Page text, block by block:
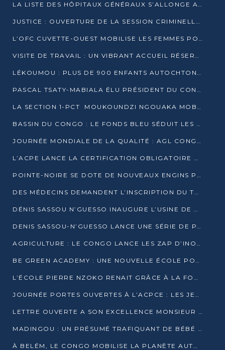
LA LISTE DES HÔPITAUX GÉNÉRAUX S’ALLONGE AU CONGO
JUSTICE : OUVERTURE DE LA SESSION CRIMINELLE À BRAZZAVILLE AVEC 52 DOSSIERS AU RÔLE
L’OFC CUVETTE-OUEST MOBILISE LES FEMMES POUR ACCUEILLIR LE PRÉSIDENT DE LA RÉPUBLIQUE
VISITE DE TRAVAIL : UN VIBRANT ACCUEIL RÉSERVÉ À DENIS SASSOU-N’GUESSO PAR L’ASSOCIATION « LES AMIS DE WOMO »
LÉKOUMOU : PLUS DE 900 ENFANTS AUTOCHTONES REÇOIVENT DES KITS SCOLAIRES GRÂCE À L’ESPACE OPOKO
PASCAL TSATY-MABIALA ÉLU PRÉSIDENT DU CONSEIL NATIONAL DE L’UPADS
LA SECTION 1-PCT MOUKOUNDZI NGOUAKA MOBILISE 100 000 FCFA POUR LE 6ᵉ CONGRÈS DU PARTI
BASSIN DU CONGO : LE FONDS BLEU SÉDUIT LES BAILLEURS À BELÉM
JOURNÉE MONDIALE DE LA QUALITÉ : AGL CONGO FORME ET SENSIBILISE LES JEUNES TALENTS
L’ACPE LANCE LA CERTIFICATION OBLIGATOIRE DES CONTRATS DE TRAVAIL DES TRANSPORTEURS
POINTE-NOIRE SE DOTE DE NOUVEAUX ENGINS POUR L’ASSAINISSEMENT ET L’ENTRETIEN ROUTIER
DES MÉDECINS DEMANDENT L’INSCRIPTION DU TRAITEMENT DU PIED-BOT DANS LES CURSUS UNIVERSITAIRES
DÉNIS SASSOU N’GUESSO INAUGURE L’USINE DE VALORISATION DU GAZ ASSOCIÉ
DENIS SASSOU-N’GUESSO LANCE UNE SÉRIE DE PROJETS DANS LE KOUILOU
AGRICULTURE : LE CONGO LANCE LES ZAP D’INONI ET YONO
BE GREEN ACADEMY : UNE NOUVELLE ÉCOLE POUR LES MÉTIERS DE L’ÉCOLOGIE À POINTE-NOIRE
L’ÉCOLE PIERRE NZOKO RENAIT GRÂCE À LA FONDATION MUCODEC
JOURNÉE PORTES OUVERTES À L’ACPCE : LES JEUNES EN IMMERSION DANS L’ENTREPRISE
LETTRE OUVERTE A SON EXCELLENCE MONSIEUR DENIS SASSOU NGUESSO, PRESIDENT DE LAREPUBLIQUE DU CONGO
MADINGOU : UN PRÉSUMÉ TRAFIQUANT DE BÉBÉ CHIMPANZÉ FIXÉ SUR SON SORT LE 20 NOVEMBRE
À BELÉM, LE CONGO MOBILISE LA PLANÈTE AUTOUR DU FONDS BLEU POUR LE BASSIN DU CONGO